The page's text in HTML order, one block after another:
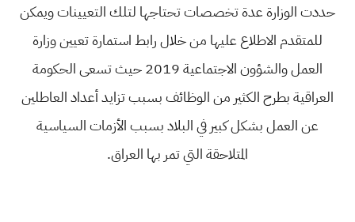
حددت الوزارة عدة تخصصات تحتاجها لتلك التعيينات ويمكن
للمتقدم الاطلاع عليها من خلال رابط استمارة تعيين وزارة
العمل والشؤون الاجتماعية 2019 حيث تسعى الحكومة
العراقية بطرح الكثير من الوظائف بسبب تزايد أعداد العاطلين
عن العمل بشكل كبير في البلاد بسبب الأزمات السياسية
المتلاحقة التي تمر بها العراق.